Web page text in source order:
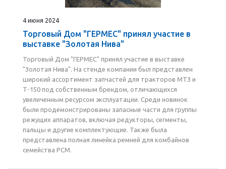
4 июня 2024
Торговый Дом "ГЕРМЕС" принял участие в
выставке "Золотая Нива"
Торговый Дом "ГЕРМЕС" принял участие в выставке
"Золотая Нива". На стенде компании был представлен
широкий ассортимент запчастей для тракторов МТЗ и
Т-150 под собственным брендом, отличающихся
увеличенным ресурсом эксплуатации. Среди новинок
были продемонстрированы запасные части для группы
режущих аппаратов, включая редукторы, сегменты,
пальцы и другие комплектующие. Также была
представлена полная линейка ремней для комбайнов
семейства РСМ.